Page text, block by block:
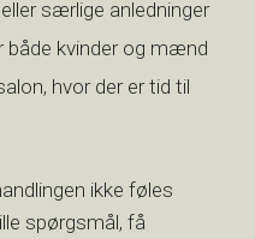
særlige anledninger
både kvinder og mænd
hvor der er tid til
ikke føles
spørgsmål, få